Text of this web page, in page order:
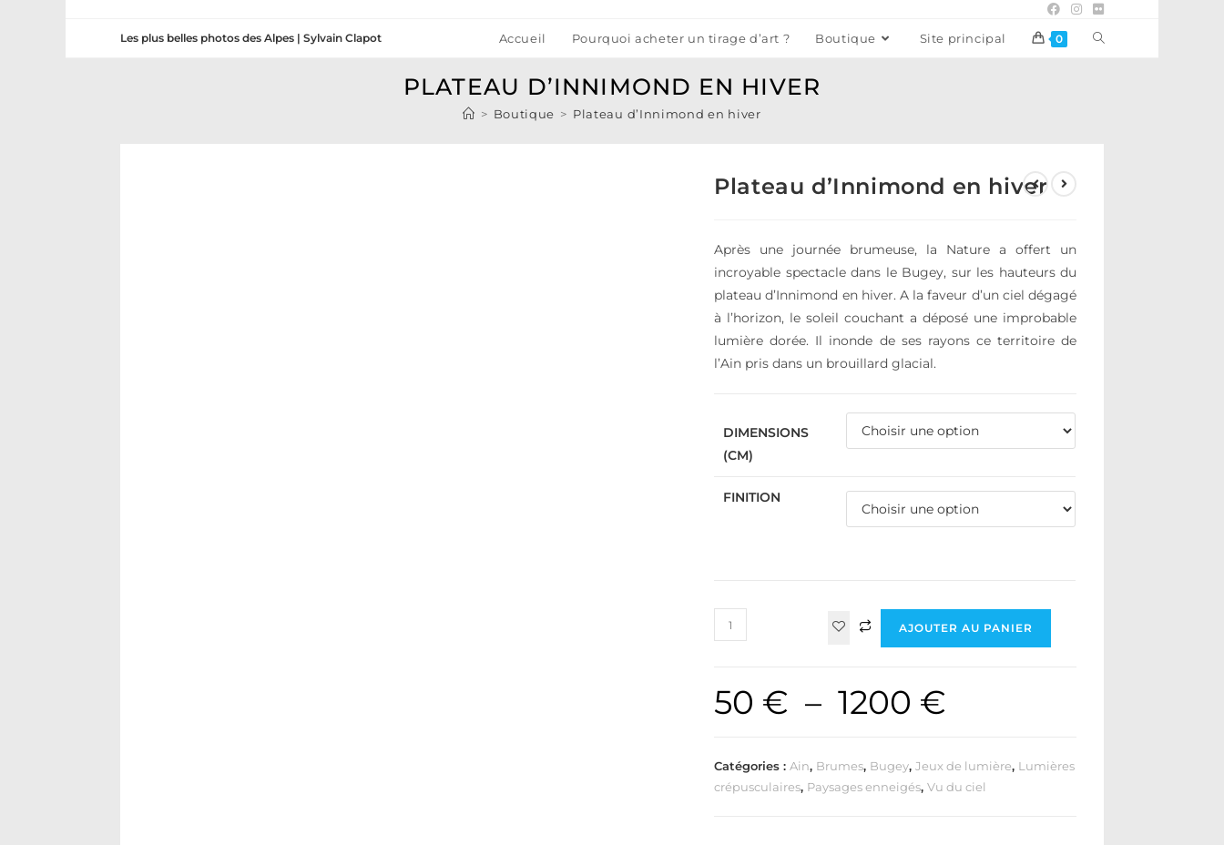
Les plus belles photos des Alpes | Sylvain Clapot Accueil Pourquoi acheter un tirage d’art ? Boutique Site principal 0
PLATEAU D’INNIMOND EN HIVER
> Boutique > Plateau d’Innimond en hiver
Plateau d’Innimond en hiver
Après une journée brumeuse, la Nature a offert un
incroyable spectacle dans le Bugey, sur les hauteurs du
plateau d’Innimond en hiver. A la faveur d’un ciel dégagé
à l’horizon, le soleil couchant a déposé une improbable
lumière dorée. Il inonde de ses rayons ce territoire de
l’Ain pris dans un brouillard glacial.
DIMENSIONS
(CM)
FINITION
AJOUTER AU PANIER
50 € – 1200 €
Catégories :Ain, Brumes, Bugey,Jeux de lumière, Lumières
crépusculaires, Paysages enneigés,Vu du ciel